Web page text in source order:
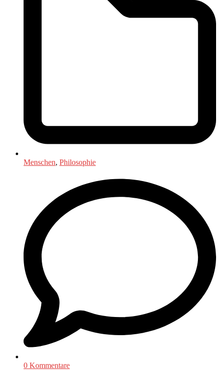
Menschen, Philosophie
0 Kommentare